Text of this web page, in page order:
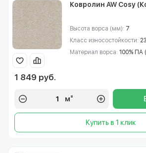
Ковролин AW Cosy
Высота ворса (мм): 7
Класс износостойкости: 23
Материал ворса: 100% ПА
1 849 руб.
м²
Купить в 1 клик